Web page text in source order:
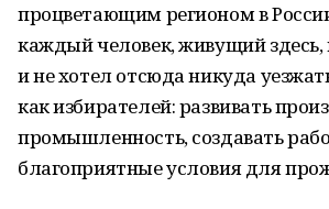
процветающим регионом в
каждый человек, живущий здесь,
и не хотел отсюда никуда
как избирателей: развивать
промышленность, создавать
благоприятные условия для